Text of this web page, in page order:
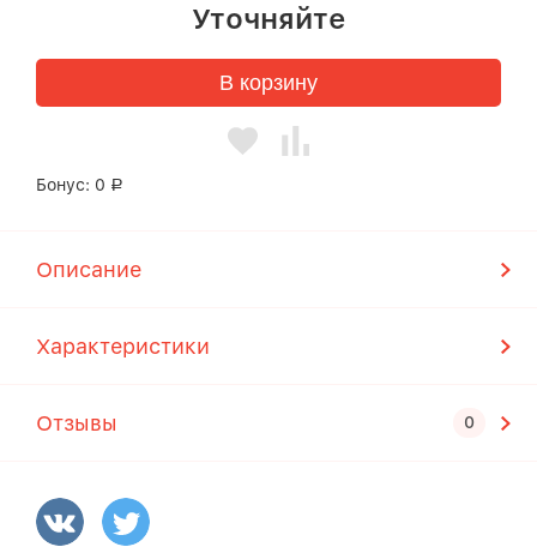
Уточняйте
В корзину
Бонус: 0 Р
Описание
Характеристики
Отзывы